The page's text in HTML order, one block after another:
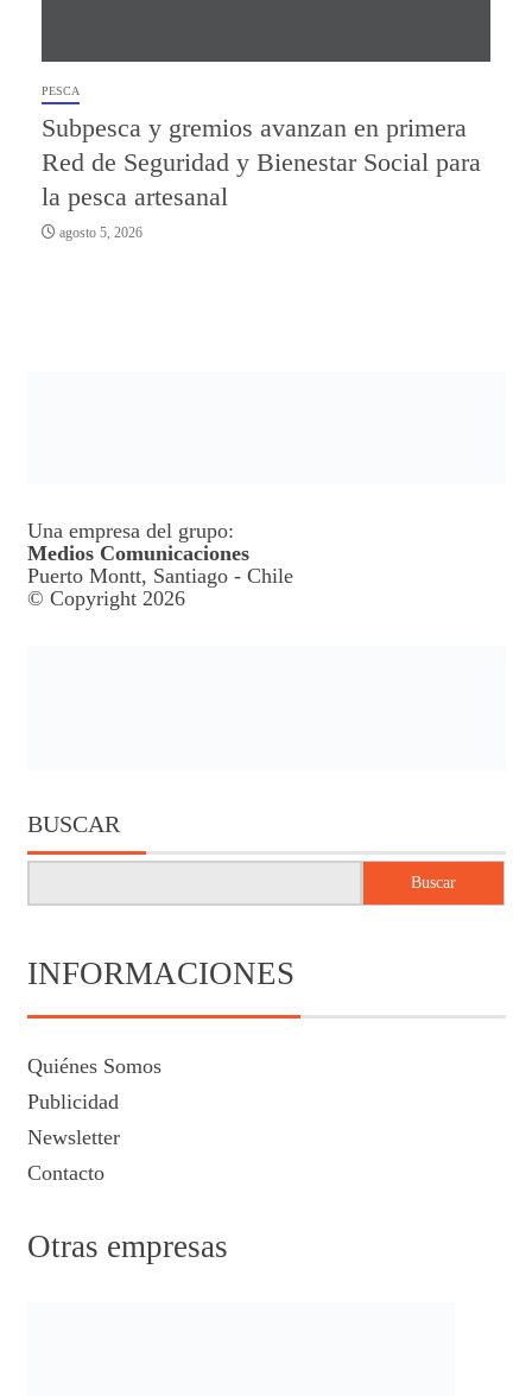
PESCA
Subpesca y gremios avanzan en primera
Red de Seguridad y Bienestar Social para
la pesca artesanal
agosto 5, 2026
Una empresa del grupo:
Medios Comunicaciones
Puerto Montt, Santiago - Chile
© Copyright 2026
BUSCAR
Buscar
INFORMACIONES
Quiénes Somos
Publicidad
Newsletter
Contacto
Otras empresas